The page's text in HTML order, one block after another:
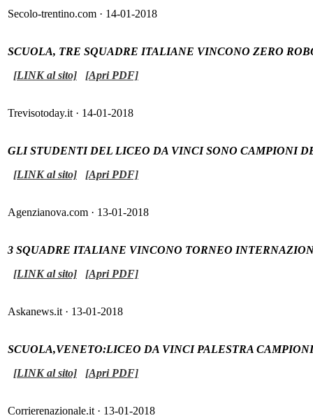
Secolo-trentino.com · 14-01-2018
SCUOLA, TRE SQUADRE ITALIANE VINCONO ZERO
[LINK al sito]
[Apri PDF]
Trevisotoday.it · 14-01-2018
GLI STUDENTI DEL LICEO DA VINCI SONO CAMPIONI
[LINK al sito]
[Apri PDF]
Agenzianova.com · 13-01-2018
3 SQUADRE ITALIANE VINCONO TORNEO
[LINK al sito]
[Apri PDF]
Askanews.it · 13-01-2018
SCUOLA,VENETO:LICEO DA VINCI PALESTRA
[LINK al sito]
[Apri PDF]
Corrierenazionale.it · 13-01-2018